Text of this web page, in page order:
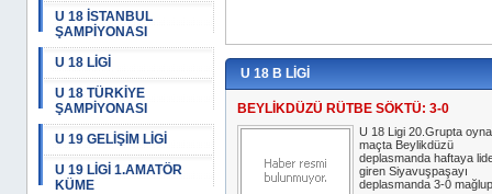
U 18 İSTANBUL
ŞAMPİYONASI
U 18 LİGİ
U 18 TÜRKİYE
ŞAMPİYONASI
U 19 GELİŞİM LİGİ
U 19 LİGİ 1.AMATÖR
KÜME
U 18 B LİGİ
BEYLİKDÜZÜ RÜTBE SÖKTÜ: 3-0
U 18 Ligi 20.Grupta
maçta Beylikdüzü
deplasmanda haftaya
giren Siyavuşpaşayı
deplasmanda 3-0